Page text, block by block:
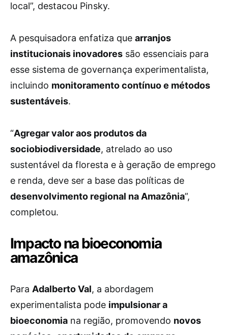
local”, destacou Pinsky.
A pesquisadora enfatiza que arranjos
institucionais inovadores são essenciais para
esse sistema de governança experimentalista,
incluindo monitoramento contínuo e métodos
sustentáveis.
“Agregar valor aos produtos da
sociobiodiversidade, atrelado ao uso
sustentável da floresta e à geração de emprego
e renda, deve ser a base das políticas de
desenvolvimento regional na Amazônia”,
completou.
Impacto na bioeconomia
amazônica
Para Adalberto Val, a abordagem
experimentalista pode impulsionar a
bioeconomia na região, promovendo novos